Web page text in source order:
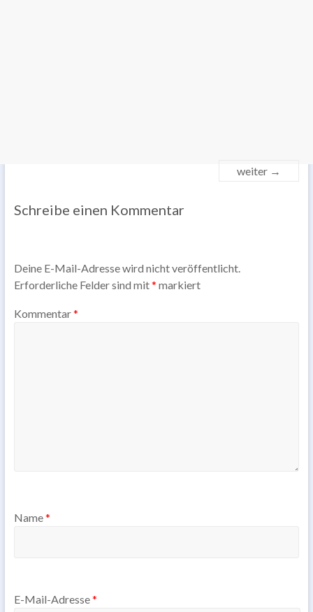
weiter →
Schreibe einen Kommentar
Deine E-Mail-Adresse wird nicht veröffentlicht.
Erforderliche Felder sind mit* markiert
Kommentar*
Name*
E-Mail-Adresse*